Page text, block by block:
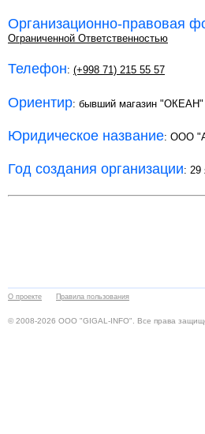
Организационно-правовая
Ограниченной Ответственностью
Телефон: (+998 71) 215 55 57
Ориентир: бывший магазин "ОКЕАН"
Юридическое название: OOO
Год создания организации: 29
О проекте Правила пользования
© 2008-2026 ООО "GIGAL-INFO". Все права